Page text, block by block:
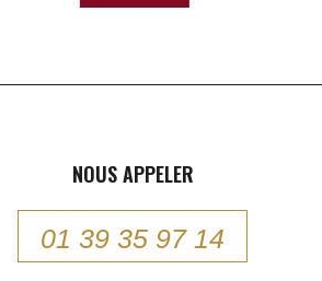
NOUS APPELER
01 39 35 97 14